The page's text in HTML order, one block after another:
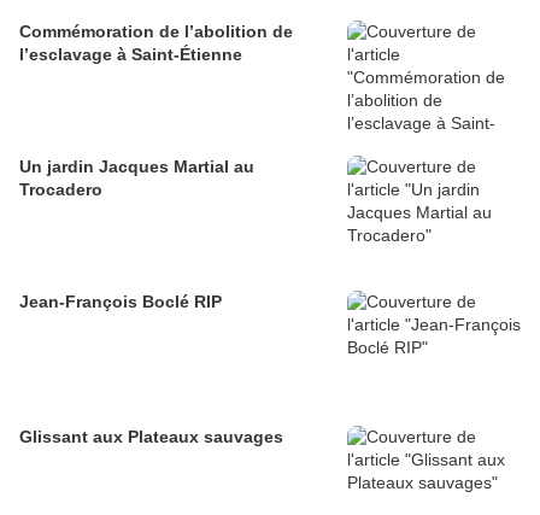
Commémoration de l’abolition de
l’esclavage à Saint-Étienne
Un jardin Jacques Martial au
Trocadero
Jean-François Boclé RIP
Glissant aux Plateaux sauvages